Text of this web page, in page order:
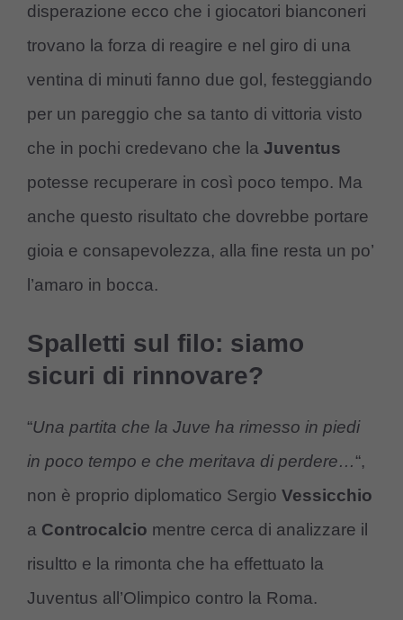
disperazione ecco che i giocatori bianconeri
trovano la forza di reagire e nel giro di una
ventina di minuti fanno due gol, festeggiando
per un pareggio che sa tanto di vittoria visto
che in pochi credevano che la Juventus
potesse recuperare in così poco tempo. Ma
anche questo risultato che dovrebbe portare
gioia e consapevolezza, alla fine resta un po’
l’amaro in bocca.
Spalletti sul filo: siamo
sicuri di rinnovare?
“Una partita che la Juve ha rimesso in piedi
in poco tempo e che meritava di perdere…“,
non è proprio diplomatico Sergio Vessicchio
a Controcalcio mentre cerca di analizzare il
risultto e la rimonta che ha effettuato la
Juventus all’Olimpico contro la Roma.